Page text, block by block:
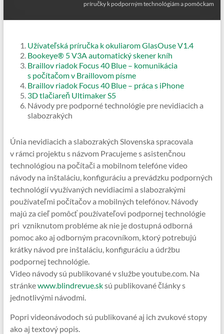
príručky k podporným technológiám a pomôckam
Užívateľská príručka k okuliarom GlasOuse V1.4
Bookeye® 5 V3A automatický skener kníh
Braillov riadok Focus 40 Blue – komunikácia
s počítačom v Braillovom písme
Braillov riadok Focus 40 Blue – práca s iPhone
3D tlačiareň Ultimaker S5
Návody pre podporné technológie pre nevidiacich a
slabozrakých
Únia nevidiacich a slabozrakých Slovenska spracovala
v rámci projektu s názvom Pracujeme s asistenčnou
technológiou na počítači a mobilnom telefóne video
návody na inštaláciu, konfiguráciu a prevádzku podporných
technológií využívaných nevidiacimi a slabozrakými
používateľmi počítačov a mobilných telefónov. Návody
majú za cieľ pomôcť používateľovi podpornej technológie
pri vzniknutom probléme ak nie je dostupná odborná
pomoc ako aj odborným pracovníkom, ktorý potrebujú
krátky návod pre inštaláciu, konfiguráciu a údržbu
podpornej technológie.
Video návody sú publikované v službe youtube.com. Na
stránkewww.blindrevue.sksú publikované články s
jednotlivými návodmi.
Popri videonávodoch sú publikované aj ich zvukové stopy
ako aj textový popis.